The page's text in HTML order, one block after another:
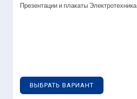
Презентации и плакаты Электротехника
ВЫБРАТЬ ВАРИАНТ